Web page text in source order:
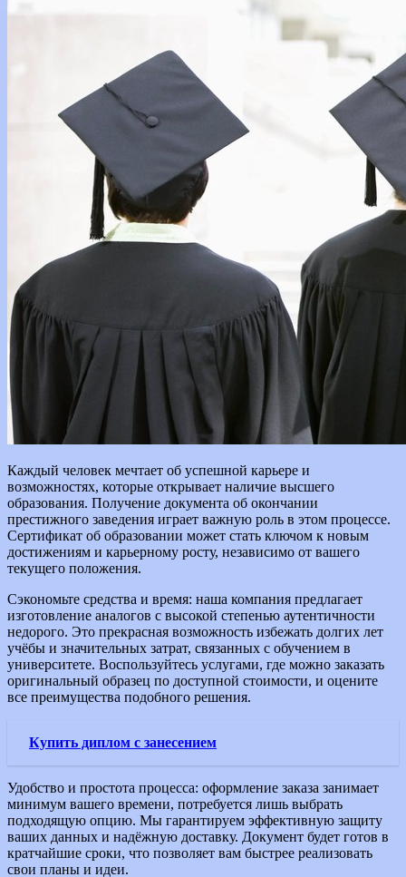
Каждый человек мечтает об успешной карьере и
возможностях, которые открывает наличие высшего
образования. Получение документа об окончании
престижного заведения играет важную роль в этом процессе.
Сертификат об образовании может стать ключом к новым
достижениям и карьерному росту, независимо от вашего
текущего положения.
Сэкономьте средства и время: наша компания предлагает
изготовление аналогов с высокой степенью аутентичности
недорого. Это прекрасная возможность избежать долгих лет
учёбы и значительных затрат, связанных с обучением в
университете. Воспользуйтесь услугами, где можно заказать
оригинальный образец по доступной стоимости, и оцените
все преимущества подобного решения.
Купить диплом с занесением
Удобство и простота процесса: оформление заказа занимает
минимум вашего времени, потребуется лишь выбрать
подходящую опцию. Мы гарантируем эффективную защиту
ваших данных и надёжную доставку. Документ будет готов в
кратчайшие сроки, что позволяет вам быстрее реализовать
свои планы и идеи.